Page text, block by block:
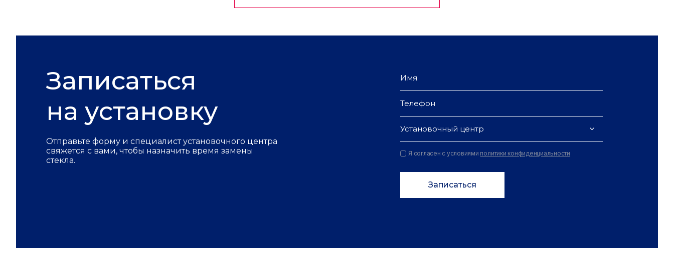
Записаться
на установку
Отправьте форму и специалист установочного центра
свяжется с вами, чтобы назначить время замены
стекла.
Установочный центр
Я согласен с условиями политики конфиденциальности
Записаться